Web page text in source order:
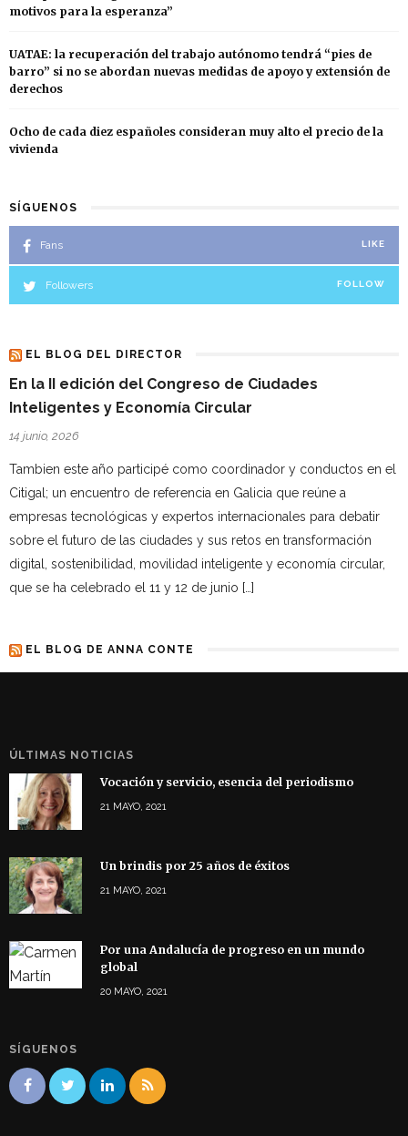
motivos para la esperanza”
UATAE: la recuperación del trabajo autónomo tendrá “pies de
barro” si no se abordan nuevas medidas de apoyo y extensión de
derechos
Ocho de cada diez españoles consideran muy alto el precio de la
vivienda
SÍGUENOS
Fans LIKE
Followers FOLLOW
EL BLOG DEL DIRECTOR
En la II edición del Congreso de Ciudades
Inteligentes y Economía Circular
14 junio, 2026
Tambien este año participé como coordinador y conductos en el
Citigal; un encuentro de referencia en Galicia que reúne a
empresas tecnológicas y expertos internacionales para debatir
sobre el futuro de las ciudades y sus retos en transformación
digital, sostenibilidad, movilidad inteligente y economía circular,
que se ha celebrado el 11 y 12 de junio […]
EL BLOG DE ANNA CONTE
ÚLTIMAS NOTICIAS
Vocación y servicio, esencia del periodismo
21 MAYO, 2021
Un brindis por 25 años de éxitos
21 MAYO, 2021
Por una Andalucía de progreso en un mundo
global
20 MAYO, 2021
SÍGUENOS